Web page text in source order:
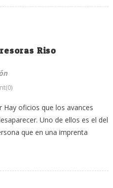
Riso
Hay oficios que los avances
Uno de ellos es el del
que en una imprenta